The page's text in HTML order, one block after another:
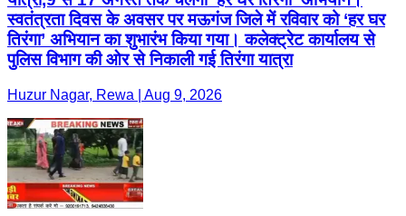
स्वतंत्रता दिवस के अवसर पर मऊगंज जिले में रविवार को ‘हर घर
तिरंगा’ अभियान का शुभारंभ किया गया। कलेक्ट्रेट कार्यालय से
पुलिस विभाग की ओर से निकाली गई तिरंगा यात्रा
Huzur Nagar, Rewa | Aug 9, 2026